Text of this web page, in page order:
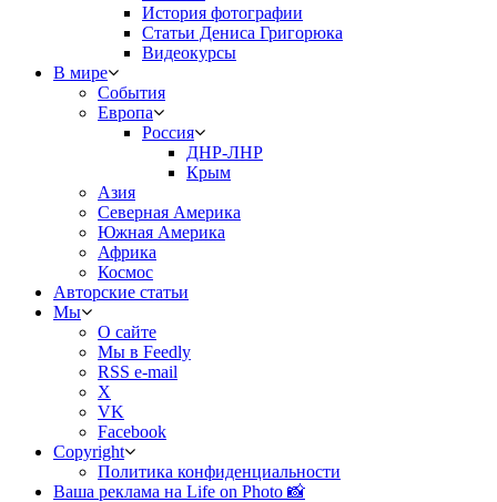
История фотографии
Статьи Дениса Григорюка
Видеокурсы
В мире
События
Европа
Россия
ДНР-ЛНР
Крым
Азия
Северная Америка
Южная Америка
Африка
Космос
Авторские статьи
Мы
О сайте
Мы в Feedly
RSS e-mail
X
VK
Facebook
Copyright
Политика конфиденциальности
Ваша реклама на Life on Photo 📸